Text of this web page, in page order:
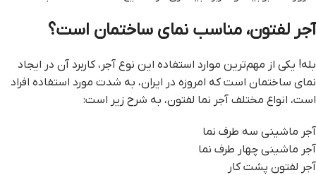
آجر لفتون، مناسب نمای ساختمان است؟
بله! یکی از مهم‌ترین موارد استفاده این نوع آجر، کاربرد آن در ایجاد
نمای ساختمان است که امروزه در ایران، به شدت مورد استفاده افراد
است، انواع مختلف آجر نما لفتون، به شرح زیر است:
آجر ماشینی سه طرف نما
آجر ماشینی چهار طرف نما
آجر لفتون پشت کار